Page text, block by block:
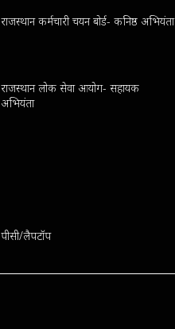
राजस्थान कर्मचारी चयन बोर्ड- कनिष्ठ अभियंता
राजस्थान लोक सेवा आयोग- सहायक
अभियंता
पीसी/लैपटॉप